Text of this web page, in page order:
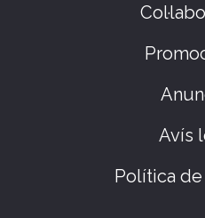
Avís
Política